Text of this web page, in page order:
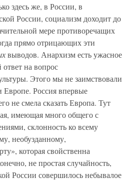
здесь же, в России, в
России, социализм доходит до
мере противоречащих
прямо отрицающих эти
выводов. Анархизм есть ужасное
ответ на вопрос
Этого мы не заимствовали
Россия впервые
не смела сказать Европа. Тут
имеющая много общего с
склонность ко всему
необузданному,
которая свойственна
не простая случайность,
России совершилось небывалое